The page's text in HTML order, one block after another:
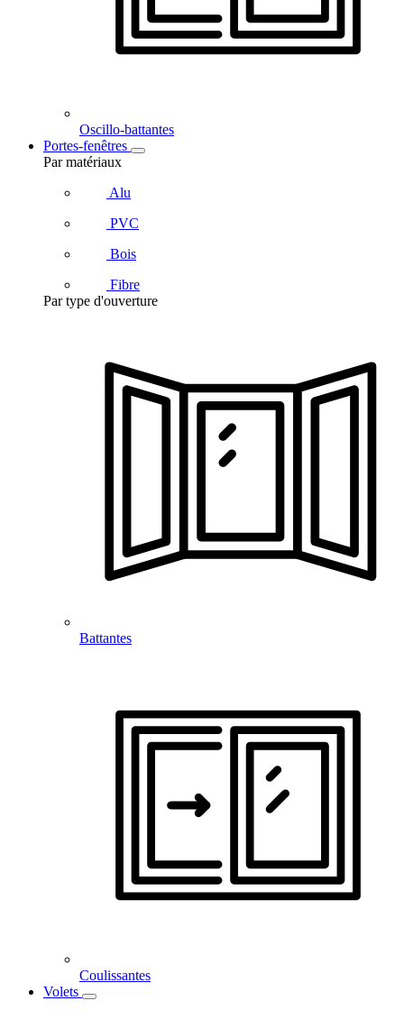
Oscillo-battantes
Portes-fenêtres
Par matériaux
Alu
PVC
Bois
Fibre
Par type d'ouverture
Battantes
Coulissantes
Volets